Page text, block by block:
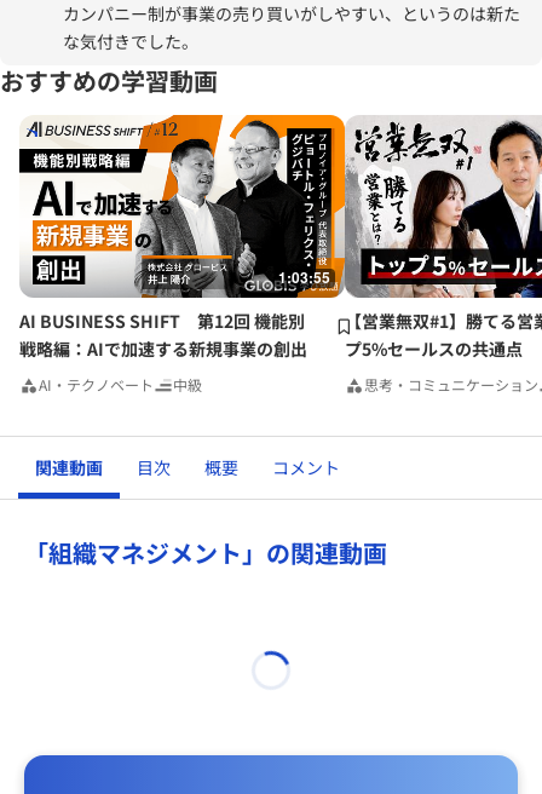
カンパニー制が事業の売り買いがしやすい、というのは新た
な気付きでした。
おすすめの学習動画
1:03:55
AI BUSINESS SHIFT 第12回 機能別
戦略編：AIで加速する新規事業の創出
AI・テクノベート 中級
【営業無双#1】勝てる営
プ5%セールスの共通点
思考・コミュニケーション
関連動画 目次 概要 コメント
「組織マネジメント」の関連動画